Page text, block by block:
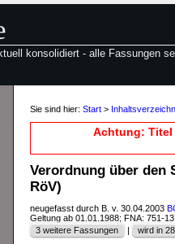
konsolidiert - alle Fassungen
Sie sind hier: Start >
Achtung: Titel
Verordnung über den
RöV)
neugefasst durch B. v. 30.04.2003
Geltung ab 01.01.1988; FNA: 751-13
3 weitere Fassungen
| wird in